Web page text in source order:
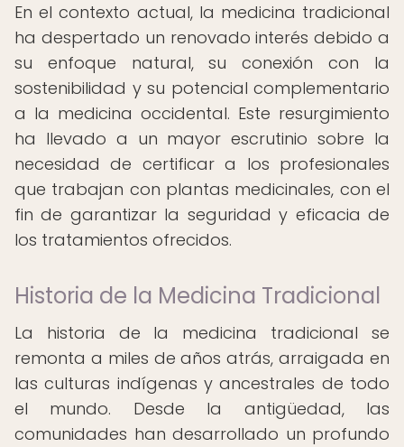
En el contexto actual, la medicina tradicional
ha despertado un renovado interés debido a
su enfoque natural, su conexión con la
sostenibilidad y su potencial complementario
a la medicina occidental. Este resurgimiento
ha llevado a un mayor escrutinio sobre la
necesidad de certificar a los profesionales
que trabajan con plantas medicinales, con el
fin de garantizar la seguridad y eficacia de
los tratamientos ofrecidos.
Historia de la Medicina Tradicional
La historia de la medicina tradicional se
remonta a miles de años atrás, arraigada en
las culturas indígenas y ancestrales de todo
el mundo. Desde la antigüedad, las
comunidades han desarrollado un profundo